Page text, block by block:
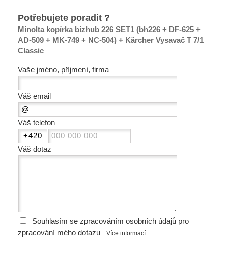
Potřebujete poradit ?
Minolta kopírka bizhub 226 SET1 (bh226 + DF-625 +
AD-509 + MK-749 + NC-504) + Kärcher Vysavač T 7/1
Classic
Vaše jméno, příjmení, firma
Váš email
Váš telefon
Váš dotaz
Souhlasím se zpracováním osobních údajů pro
zpracování mého dotazu
Více informací